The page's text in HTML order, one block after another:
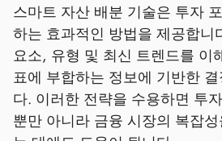
스마트 자산 배분 기술은 투자
하는 효과적인 방법을 제공합니
요소, 유형 및 최신 트렌드를 이
표에 부합하는 정보에 기반한
다. 이러한 전략을 수용하면 투
뿐만 아니라 금융 시장의 복잡